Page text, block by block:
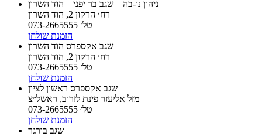
ניהון נו-בה – שגב בר יפני – הוד השרון
רח׳ הרקון 2, הוד השרון
טל׳ 073-2665555
הזמנת שולחן
שגב אקספרס הוד השרון
רח׳ הרקון 2, הוד השרון
טל׳ 073-2665555
הזמנת שולחן
שגב אקספרס ראשון לציון
מזל אליעזר פינת לזרוב, ראשל״צ
טל׳ 073-2665555
הזמנת שולחן
שגב בורגר